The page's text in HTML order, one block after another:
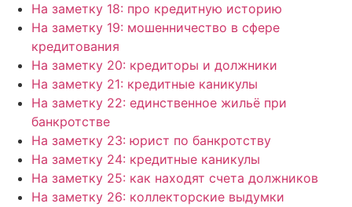
На заметку 18: про кредитную историю
На заметку 19: мошенничество в сфере
кредитования
На заметку 20: кредиторы и должники
На заметку 21: кредитные каникулы
На заметку 22: единственное жильё при
банкротстве
На заметку 23: юрист по банкротству
На заметку 24: кредитные каникулы
На заметку 25: как находят счета должников
На заметку 26: коллекторские выдумки